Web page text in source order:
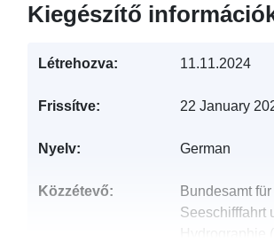
Kiegészítő
Létrehozva: 11.11.2024
Frissítve: 22 January
Nyelv: German
Közzétevő:
Bundesamt für
Seeschifffahrt
Hydrographie